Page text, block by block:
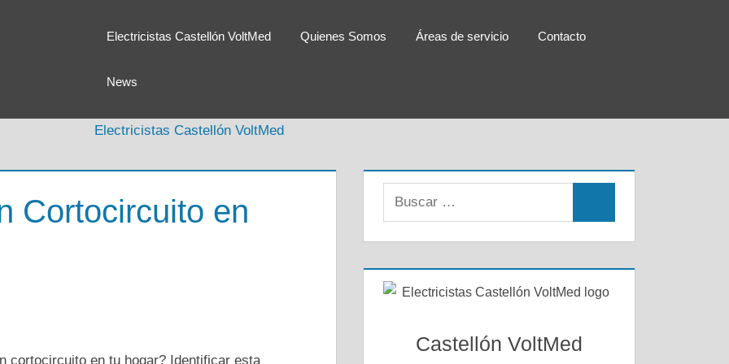
Electricistas Castellón VoltMed Quienes Somos Áreas de servicio Contacto
News
Cortocircuito en
cortocircuito en tu hogar? Identificar esta
Castellón VoltMed